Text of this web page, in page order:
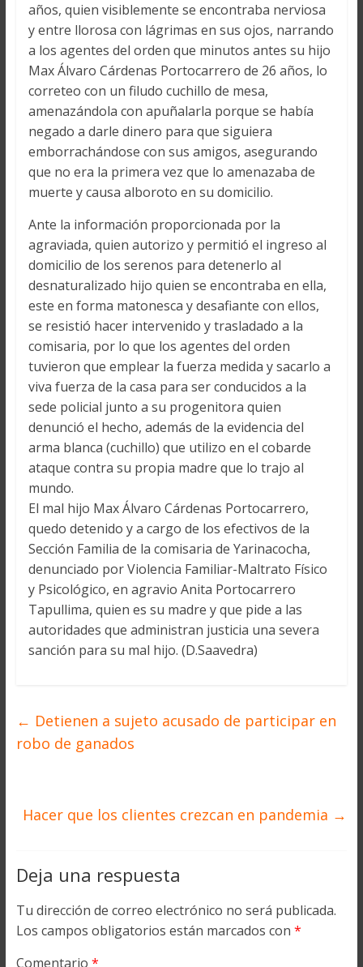
años, quien visiblemente se encontraba nerviosa
y entre llorosa con lágrimas en sus ojos, narrando
a los agentes del orden que minutos antes su hijo
Max Álvaro Cárdenas Portocarrero de 26 años, lo
correteo con un filudo cuchillo de mesa,
amenazándola con apuñalarla porque se había
negado a darle dinero para que siguiera
emborrachándose con sus amigos, asegurando
que no era la primera vez que lo amenazaba de
muerte y causa alboroto en su domicilio.
Ante la información proporcionada por la
agraviada, quien autorizo y permitió el ingreso al
domicilio de los serenos para detenerlo al
desnaturalizado hijo quien se encontraba en ella,
este en forma matonesca y desafiante con ellos,
se resistió hacer intervenido y trasladado a la
comisaria, por lo que los agentes del orden
tuvieron que emplear la fuerza medida y sacarlo a
viva fuerza de la casa para ser conducidos a la
sede policial junto a su progenitora quien
denunció el hecho, además de la evidencia del
arma blanca (cuchillo) que utilizo en el cobarde
ataque contra su propia madre que lo trajo al
mundo.
El mal hijo Max Álvaro Cárdenas Portocarrero,
quedo detenido y a cargo de los efectivos de la
Sección Familia de la comisaria de Yarinacocha,
denunciado por Violencia Familiar-Maltrato Físico
y Psicológico, en agravio Anita Portocarrero
Tapullima, quien es su madre y que pide a las
autoridades que administran justicia una severa
sanción para su mal hijo. (D.Saavedra)
← Detienen a sujeto acusado de participar en
robo de ganados
Hacer que los clientes crezcan en pandemia →
Deja una respuesta
Tu dirección de correo electrónico no será publicada.
Los campos obligatorios están marcados con *
Comentario *